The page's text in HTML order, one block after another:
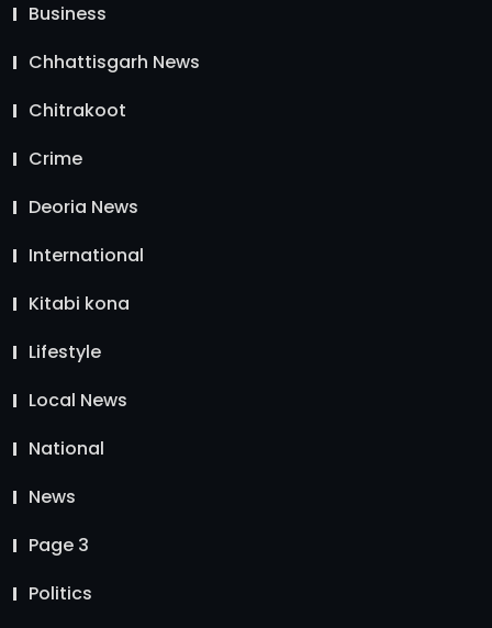
Business
Chhattisgarh News
Chitrakoot
Crime
Deoria News
International
Kitabi kona
Lifestyle
Local News
National
News
Page 3
Politics